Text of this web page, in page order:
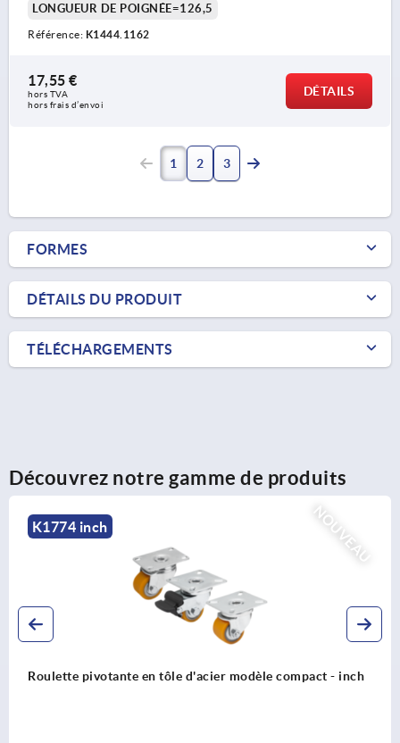
LONGUEUR DE POIGNÉE=126,5
Référence: K1444.1162
17,55 €
hors TVA
hors frais d’envoi
DÉTAILS
1 2 3
FORMES
DÉTAILS DU PRODUIT
TÉLÉCHARGEMENTS
Découvrez notre gamme de produits
NOUVEAU
K1774 inch
Roulette pivotante en tôle d'acier modèle compact - inch